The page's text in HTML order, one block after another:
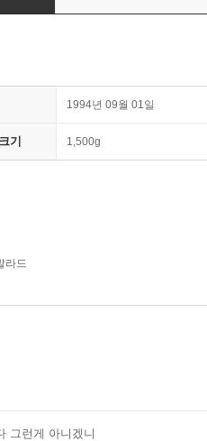
1994년 09월 01일
기 1,500g
라드
그런게 아니겠니